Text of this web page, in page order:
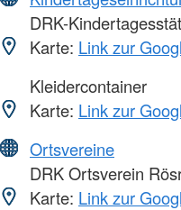
DRK-
Karte: Link zur
Kleidercontainer
Karte: Link zur
Ortsvereine
DRK Ortsverein
Karte: Link zur